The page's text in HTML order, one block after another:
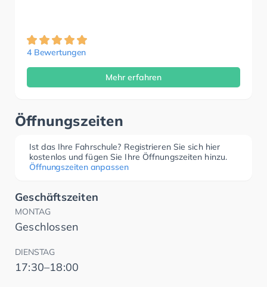
4 Bewertungen
Mehr erfahren
Öffnungszeiten
Ist das Ihre Fahrschule? Registrieren Sie sich hier
kostenlos und fügen Sie Ihre Öffnungszeiten hinzu.
Öffnungszeiten anpassen
Geschäftszeiten
MONTAG
Geschlossen
DIENSTAG
17:30–18:00